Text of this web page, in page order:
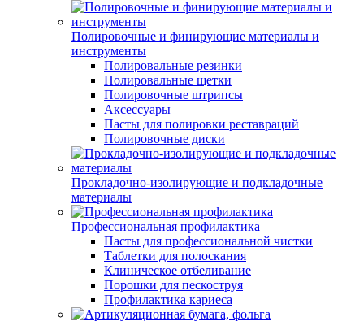
Полировочные и финирующие материалы и
инструменты
Полировальные резинки
Полировальные щетки
Полировочные штрипсы
Аксессуары
Пасты для полировки реставраций
Полировочные диски
Прокладочно-изолирующие и подкладочные
материалы
Профессиональная профилактика
Пасты для профессиональной чистки
Таблетки для полоскания
Клиническое отбеливание
Порошки для пескоструя
Профилактика кариеса